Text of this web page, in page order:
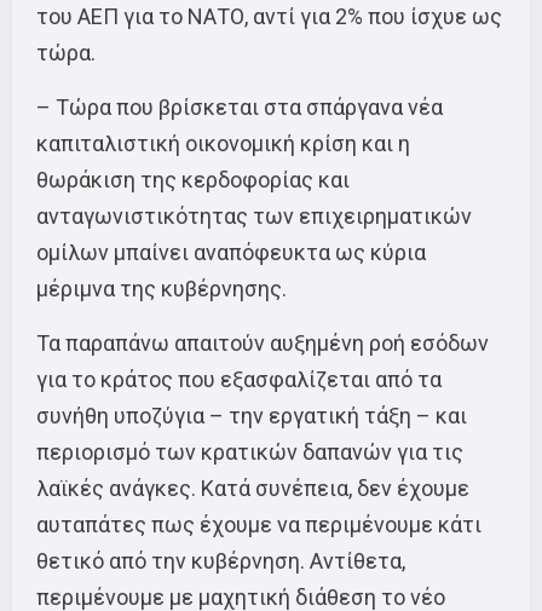
του ΑΕΠ για το ΝΑΤΟ, αντί για 2% που ίσχυε ως
τώρα.
– Τώρα που βρίσκεται στα σπάργανα νέα
καπιταλιστική οικονομική κρίση και η
θωράκιση της κερδοφορίας και
ανταγωνιστικότητας των επιχειρηματικών
ομίλων μπαίνει αναπόφευκτα ως κύρια
μέριμνα της κυβέρνησης.
Τα παραπάνω απαιτούν αυξημένη ροή εσόδων
για το κράτος που εξασφαλίζεται από τα
συνήθη υποζύγια – την εργατική τάξη – και
περιορισμό των κρατικών δαπανών για τις
λαϊκές ανάγκες. Κατά συνέπεια, δεν έχουμε
αυταπάτες πως έχουμε να περιμένουμε κάτι
θετικό από την κυβέρνηση. Αντίθετα,
περιμένουμε με μαχητική διάθεση το νέο